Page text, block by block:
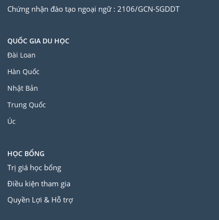
Chứng nhận đào tạo ngoại ngữ : 2106/GCN-SGDDT
QUỐC GIA DU HỌC
Đài Loan
Hàn Quốc
Nhật Bản
Trung Quốc
Úc
HỌC BỔNG
Trị giá học bổng
Điều kiện tham gia
Quyền Lợi & Hỗ trợ